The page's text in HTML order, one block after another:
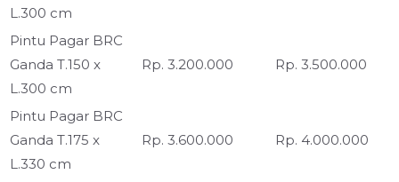
L.300 cm
Pintu Pagar BRC
Ganda T.150 x
L.300 cm
Rp. 3.200.000 Rp. 3.500.000
Pintu Pagar BRC
Ganda T.175 x
L.330 cm
Rp. 3.600.000 Rp. 4.000.000